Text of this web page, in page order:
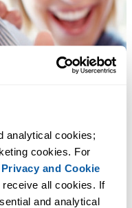
analytical cookies;
cookies. For
Privacy and Cookie
all cookies. If
and analytical